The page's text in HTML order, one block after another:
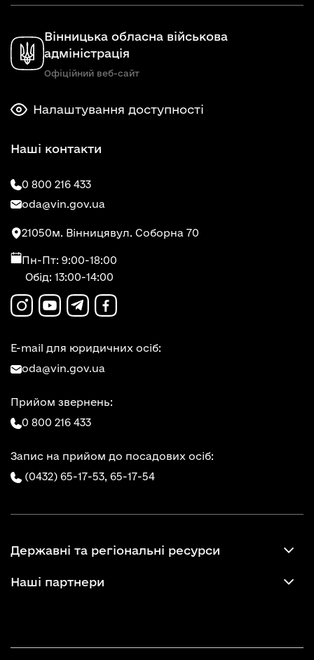
Вінницька обласна військова
адміністрація
Офіційний веб-сайт
Налаштування доступності
Наші контакти
0 800 216 433
oda@vin.gov.ua
21050м. Вінницявул. Соборна 70
Пн-Пт: 9:00-18:00
Обід: 13:00-14:00
E-mail для юридичних осіб:
oda@vin.gov.ua
Прийом звернень:
0 800 216 433
Запис на прийом до посадових осіб:
(0432) 65-17-53, 65-17-54
Державні та регіональні ресурси
Наші партнери